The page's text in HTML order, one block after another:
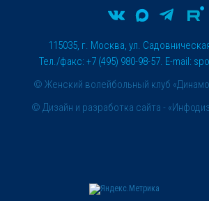
© Женский волейбольный клуб
115035, г. Москва, ул.
Тел./факс: +7 (495) 980-98-57. E-mail:
© Дизайн и разработка сайта -